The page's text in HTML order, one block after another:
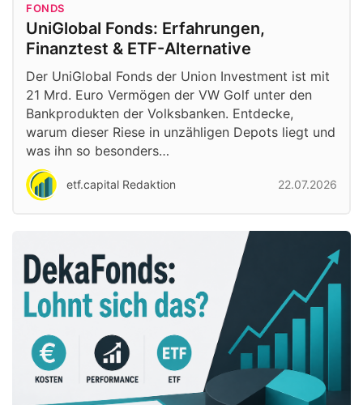
FONDS
UniGlobal Fonds: Erfahrungen,
Finanztest & ETF-Alternative
Der UniGlobal Fonds der Union Investment ist mit
21 Mrd. Euro Vermögen der VW Golf unter den
Bankprodukten der Volksbanken. Entdecke,
warum dieser Riese in unzähligen Depots liegt und
was ihn so besonders…
etf.capital Redaktion 22.07.2026